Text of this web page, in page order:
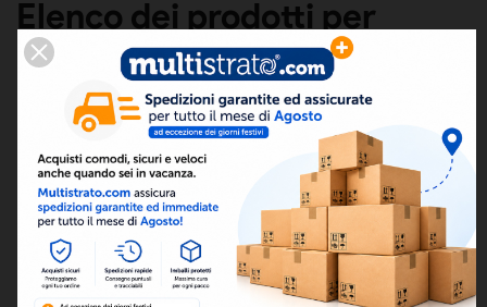
Elenco dei prodotti per
marca Henkel
Rilevanza
Prodotti da 1 a 1 di 1 prodotti